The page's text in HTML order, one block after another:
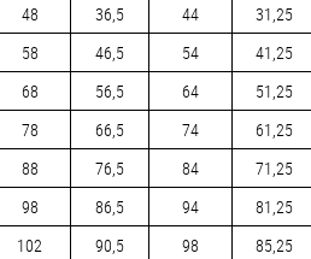
48 36,5 44 31,25
58 46,5 54 41,25
68 56,5 64 51,25
78 66,5 74 61,25
88 76,5 84 71,25
98 86,5 94 81,25
102 90,5 98 85,25